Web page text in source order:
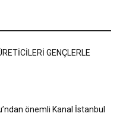
GENÇLERLE
önemli Kanal İstanbul